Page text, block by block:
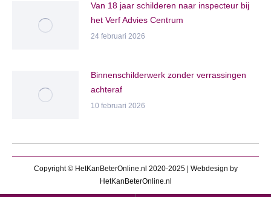
Van 18 jaar schilderen naar inspecteur bij
het Verf Advies Centrum
24 februari 2026
Binnenschilderwerk zonder verrassingen
achteraf
10 februari 2026
Copyright © HetKanBeterOnline.nl 2020-2025 | Webdesign by
HetKanBeterOnline.nl